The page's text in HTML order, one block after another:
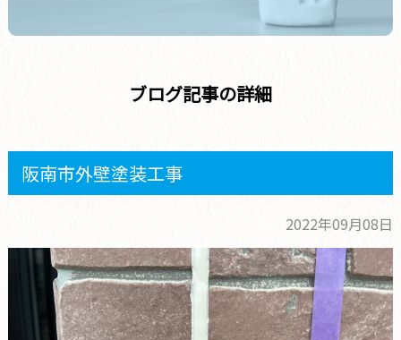
ブログ記事の詳細
阪南市外壁塗装工事
2022年09月08日